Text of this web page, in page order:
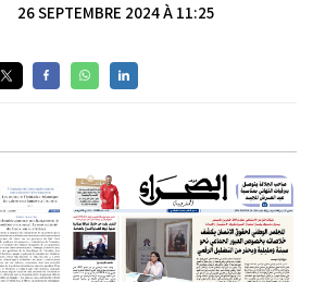
26 SEPTEMBRE 2024 À 11:25